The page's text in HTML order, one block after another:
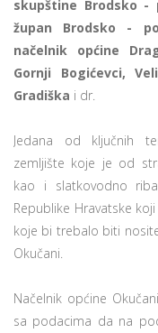
skupštine Brodsko -
župan Brodsko -
načelnik općine
Gornji Bogićevci,
Gradiška i dr.
Jedana od ključnih
zemljište koje je od
kao i slatkovodno
Republike Hravatske
koje bi trebalo biti
Okučani.
Načelnik općine Okučani
sa podacima da na